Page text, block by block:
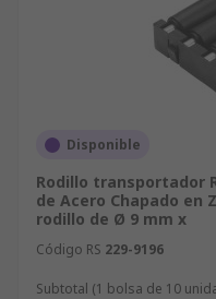
Disponible
Rodillo transportador
de Acero Chapado en
rodillo de Ø 9 mm x
Código RS 229-9196
Subtotal (1 bolsa de 10